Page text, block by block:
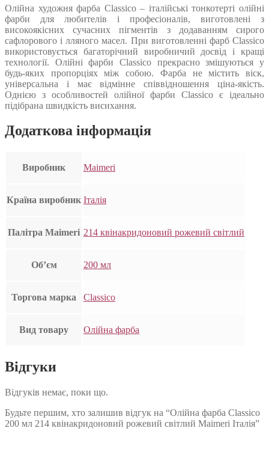
Олійна художня фарба Classico – італійські тонкотерті олійні
фарби для любителів і професіоналів, виготовлені з
високоякісних сучасних пігментів з додаванням сирого
сафлорового і лляного масел. При виготовленні фарб Classico
використовується багаторічний виробничий досвід і кращі
технології. Олійні фарби Classico прекрасно змішуються у
будь-яких пропорціях між собою. Фарба не містить віск,
універсальна і має відмінне співвідношення ціна-якість.
Однією з особливостей олійної фарби Classico є ідеально
підібрана швидкість висихання.
Додаткова інформація
Виробник Maimeri
Країна виробник Італія
Палітра Maimeri 214 квінакридоновий рожевий світлий
Об’єм 200 мл
Торгова марка Classico
Вид товару Олійна фарба
Відгуки
Відгуків немає, поки що.
Будьте першим, хто залишив відгук на “Олійна фарба Classico
200 мл 214 квінакридоновий рожевий світлий Maimeri Італія”